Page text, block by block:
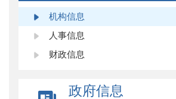
机构信息
人事信息
财政信息
政府信息